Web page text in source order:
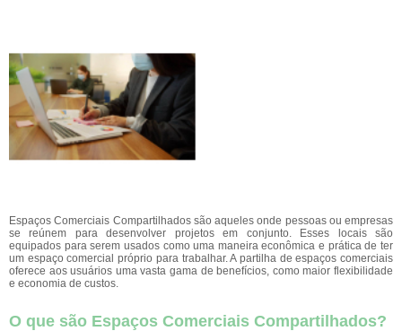
Espaços Comerciais Compartilhados são aqueles onde pessoas ou empresas
se reúnem para desenvolver projetos em conjunto. Esses locais são
equipados para serem usados ​​como uma maneira econômica e prática de ter
um espaço comercial próprio para trabalhar. A partilha de espaços comerciais
oferece aos usuários uma vasta gama de benefícios, como maior flexibilidade
e economia de custos.
O que são Espaços Comerciais Compartilhados?